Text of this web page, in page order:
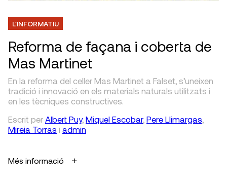
L'INFORMATIU
Reforma de façana i coberta de
Mas Martinet
En la reforma del celler Mas Martinet a Falset, s’uneixen
tradició i innovació en els materials naturals utilitzats i
en les tècniques constructives.
Escrit per Albert Puy, Miquel Escobar, Pere Llimargas,
Mireia Torras i admin
Més informació